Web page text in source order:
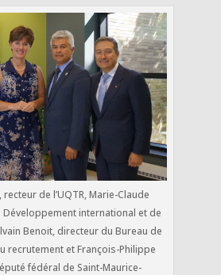
de l’UQTR, Marie-Claude
international et de
Benoit, directeur du Bureau de
recrutement et François-Philippe
fédéral de Saint-Maurice-